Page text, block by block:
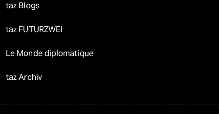
taz Blogs
taz FUTURZWEI
Le Monde diplomatique
taz Archiv